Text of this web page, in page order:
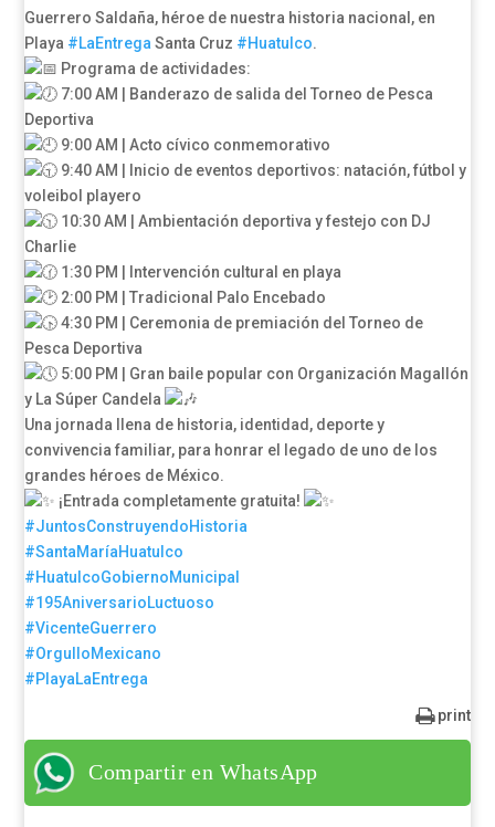
Guerrero Saldaña, héroe de nuestra historia nacional, en
Playa #LaEntrega Santa Cruz #Huatulco.
Programa de actividades:
7:00 AM | Banderazo de salida del Torneo de Pesca
Deportiva
9:00 AM | Acto cívico conmemorativo
9:40 AM | Inicio de eventos deportivos: natación, fútbol y
voleibol playero
10:30 AM | Ambientación deportiva y festejo con DJ
Charlie
1:30 PM | Intervención cultural en playa
2:00 PM | Tradicional Palo Encebado
4:30 PM | Ceremonia de premiación del Torneo de
Pesca Deportiva
5:00 PM | Gran baile popular con Organización Magallón
y La Súper Candela
Una jornada llena de historia, identidad, deporte y
convivencia familiar, para honrar el legado de uno de los
grandes héroes de México.
¡Entrada completamente gratuita!
#JuntosConstruyendoHistoria
#SantaMaríaHuatulco
#HuatulcoGobiernoMunicipal
#195AniversarioLuctuoso
#VicenteGuerrero
#OrgulloMexicano
#PlayaLaEntrega
print
Compartir en WhatsApp